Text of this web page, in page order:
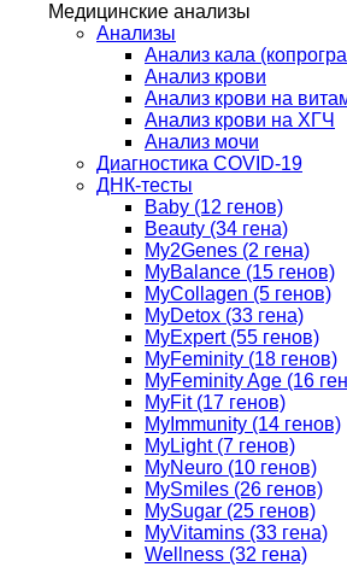
Медицинские анализы
Анализы
Анализ кала
Анализ крови
Анализ крови на
Анализ крови на ХГЧ
Анализ мочи
Диагностика COVID-19
ДНК-тесты
Baby (12 генов)
Beauty (34 гена)
My2Genes (2 гена)
MyBalance (15 генов)
MyCollagen (5 генов)
MyDetox (33 гена)
MyExpert (55 генов)
MyFeminity (18 генов)
MyFeminity Age (16
MyFit (17 генов)
MyImmunity (14 генов)
MyLight (7 генов)
MyNeuro (10 генов)
MySmiles (26 генов)
MySugar (25 генов)
MyVitamins (33 гена)
Wellness (32 гена)